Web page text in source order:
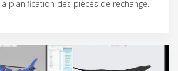
planification des pièces de rechange.